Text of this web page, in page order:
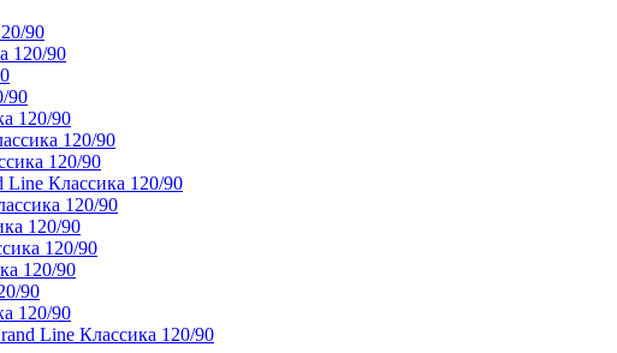
90
120/90
90
120/90
120/90
120/90
Классика 120/90
120/90
120/90
120/90
120/90
90
120/90
Line Классика 120/90